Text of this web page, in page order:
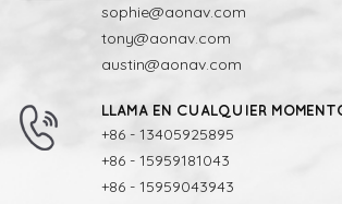
sophie@aonav.com
tony@aonav.com
austin@aonav.com
LLAMA EN CUALQUIER
+86 - 13405925895
+86 - 15959181043
+86 - 15959043943